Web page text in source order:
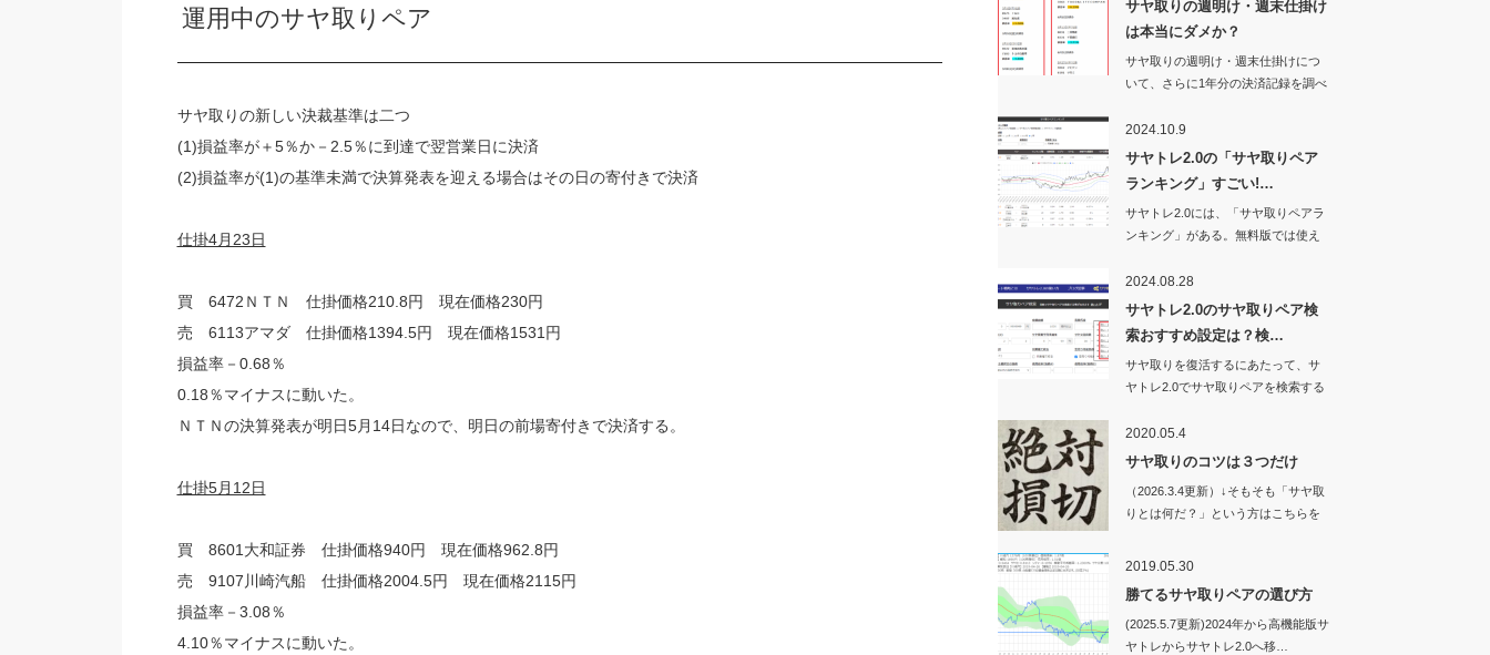
運用中のサヤ取りペア
サヤ取りの新しい決裁基準は二つ
(1)損益率が＋5％か－2.5％に到達で翌営業日に決済
(2)損益率が(1)の基準未満で決算発表を迎える場合はその日の寄付きで決済
仕掛4月23日
買 6472ＮＴＮ 仕掛価格210.8円 現在価格230円
売 6113アマダ 仕掛価格1394.5円 現在価格1531円
損益率－0.68％
0.18％マイナスに動いた。
ＮＴＮの決算発表が明日5月14日なので、明日の前場寄付きで決済する。
仕掛5月12日
買 8601大和証券 仕掛価格940円 現在価格962.8円
売 9107川崎汽船 仕掛価格2004.5円 現在価格2115円
損益率－3.08％
4.10％マイナスに動いた。
サヤ取りの週明け・週末仕掛け
は本当にダメか？
サヤ取りの週明け・週末仕掛けにつ
いて、さらに1年分の決済記録を調べ
2024.10.9
サヤトレ2.0の「サヤ取りペア
ランキング」すごい!…
サヤトレ2.0には、「サヤ取りペアラ
ンキング」がある。無料版では使え
2024.08.28
サヤトレ2.0のサヤ取りペア検
索おすすめ設定は？検…
サヤ取りを復活するにあたって、サ
ヤトレ2.0でサヤ取りペアを検索する
2020.05.4
サヤ取りのコツは３つだけ
（2026.3.4更新）↓そもそも「サヤ取
りとは何だ？」という方はこちらを
2019.05.30
勝てるサヤ取りペアの選び方
(2025.5.7更新)2024年から高機能版サ
ヤトレからサヤトレ2.0へ移…